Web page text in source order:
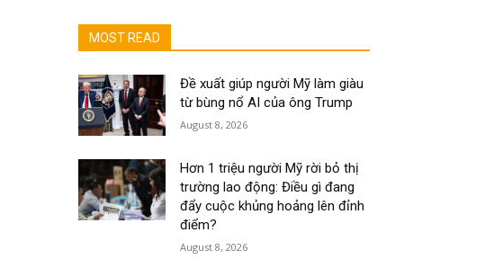
MOST READ
Đề xuất giúp người Mỹ làm giàu
từ bùng nổ AI của ông Trump
August 8, 2026
Hơn 1 triệu người Mỹ rời bỏ thị
trường lao động: Điều gì đang
đẩy cuộc khủng hoảng lên đỉnh
điểm?
August 8, 2026